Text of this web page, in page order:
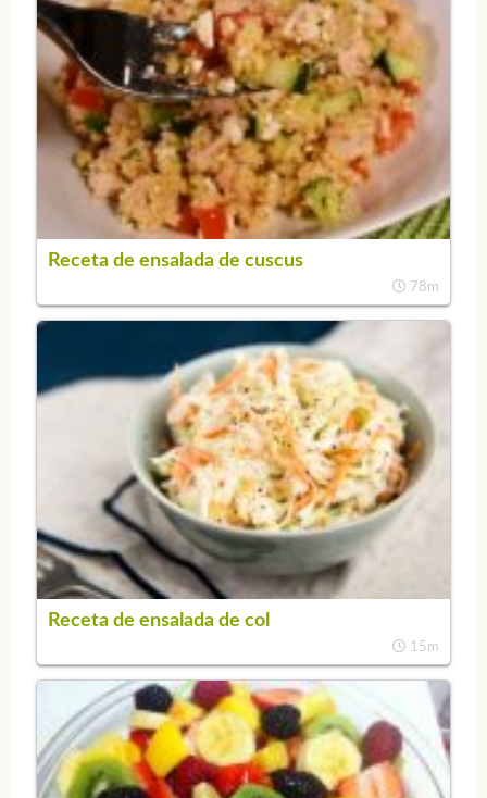
Receta de ensalada de cuscus
78m
Receta de ensalada de col
15m